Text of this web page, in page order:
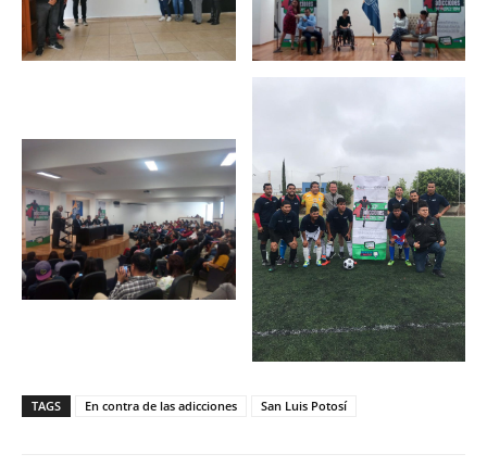
TAGS En contra de las adicciones San Luis Potosí